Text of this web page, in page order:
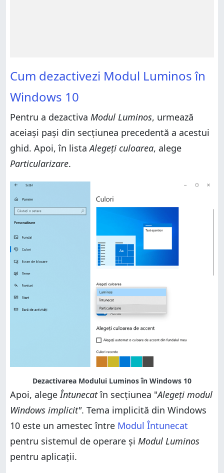
Cum dezactivezi Modul Luminos în
Windows 10
Pentru a dezactiva Modul Luminos, urmează
aceiași pași din secțiunea precedentă a acestui
ghid. Apoi, în listaAlegeți culoarea, alege
Particularizare.
Dezactivarea Modului Luminos în Windows 10
Apoi, alegeÎntunecatîn secțiunea "Alegeți modul
Windows implicit". Tema implicită din Windows
10 este un amestec între Modul Întunecat
pentru sistemul de operare și Modul Luminos
pentru aplicații.